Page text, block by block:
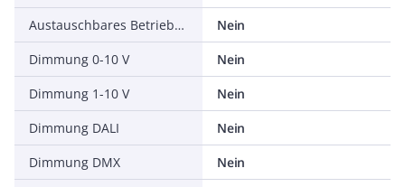
Austauschbares Betriebsgerät
Nein
Dimmung 0-10 V
Nein
Dimmung 1-10 V
Nein
Dimmung DALI
Nein
Dimmung DMX
Nein